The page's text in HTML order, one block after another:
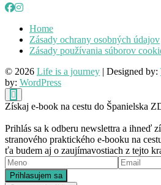
Home
Zásady ochrany osobných údajov
Zásady používania súborov
© 2026 Life is a journey | Designed by:
by: WordPress
Získaj e-book na cestu do Španielska
Prihlás sa k odberu newslettra a ihneď
stranového praktického e-booku na
ťa budem aj o zaujímavostiach z tejto